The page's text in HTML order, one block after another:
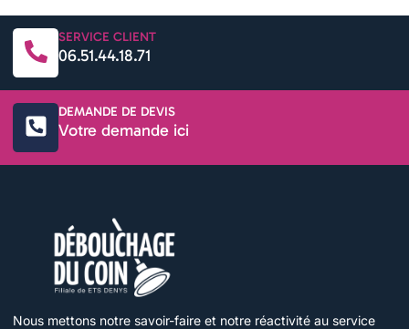
SERVICE CLIENT
06.51.44.18.71
DEMANDE DE DEVIS
Votre demande ici
Nous mettons notre savoir-faire et notre réactivité au service